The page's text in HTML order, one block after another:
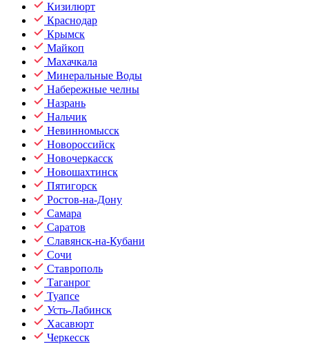
Кизилюрт
Краснодар
Крымск
Майкоп
Махачкала
Минеральные Воды
Набережные челны
Назрань
Нальчик
Невинномысск
Новороссийск
Новочеркасск
Новошахтинск
Пятигорск
Ростов-на-Дону
Самара
Саратов
Славянск-на-Кубани
Сочи
Ставрополь
Таганрог
Туапсе
Усть-Лабинск
Хасавюрт
Черкесск